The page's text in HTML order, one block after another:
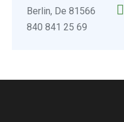
Berlin, De 81566
840 841 25 69